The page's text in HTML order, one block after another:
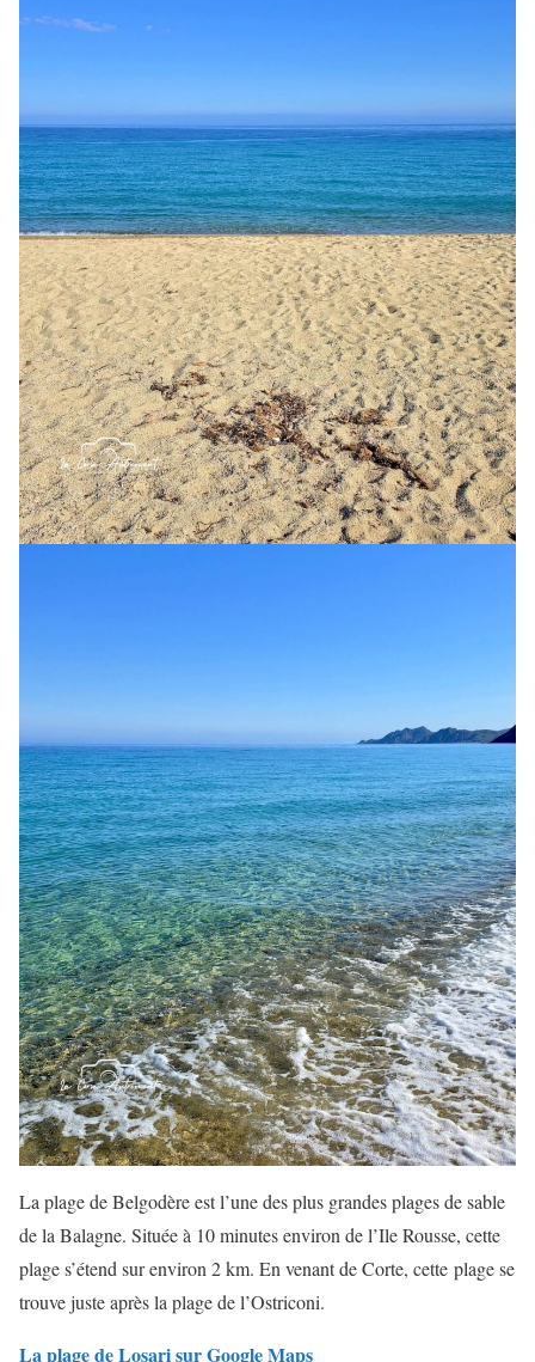
La plage de Belgodère est l’une des plus grandes plages de sable
de la Balagne. Située à 10 minutes environ de l’Ile Rousse, cette
plage s’étend sur environ 2 km. En venant de Corte, cette plage se
trouve juste après la plage de l’Ostriconi.
La plage de Losari sur Google Maps